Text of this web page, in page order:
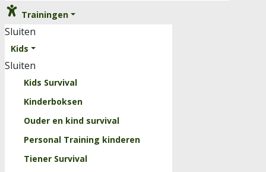
Trainingen
Sluiten
Kids
Sluiten
Kids Survival
Kinderboksen
Ouder en kind survival
Personal Training kinderen
Tiener Survival